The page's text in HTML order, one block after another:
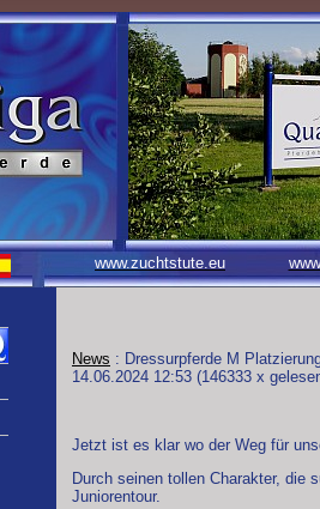
www.zuchtstute.eu
News : Dressurpferde M
14.06.2024 12:53 (146333 x
Jetzt ist es klar wo der Weg für
Durch seinen tollen Charakter, die
Juniorentour.